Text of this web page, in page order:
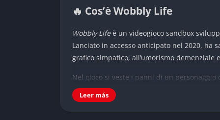
🔥 Cos’è Wobbly Life
Wobbly Lifeè un videogioco sandbox
Lanciato in accesso anticipato nel 2020, ha
grafico simpatico, all’umorismo
Nel gioco si veste i panni di un personaggio
movimenti scoordinati, che vive in un’isola
facendo lavoretti, esplorare liberamente,
condito da uno spirito giocoso e da un
Leer más